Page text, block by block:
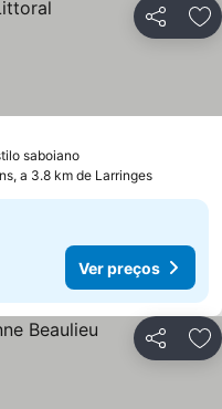
Partilhar
saboiano
a 3.8 km de Larringes
Ver preços
Partilhar